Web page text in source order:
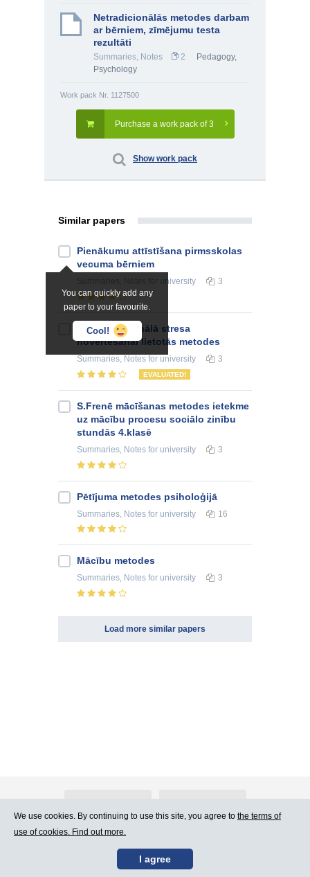
Netradicionālās metodes darbam
ar bērniem, zīmējumu testa
rezultāti
Summaries, Notes 2 Pedagogy,
Psychology
Work pack Nr. 1127500
Purchase a work pack of 3
Show work pack
Similar papers
You can quickly add any
paper to your favourite.
Cool!
Pienākumu attīstīšana pirmsskolas
vecuma bērniem
for university 3
Psihoemocionālā stresa
novērtēšanai lietotās metodes
Summaries, Notes for university 3
EVALUATED!
S.Frenē mācīšanas metodes ietekme
uz mācību procesu sociālo zinību
stundās 4.klasē
Summaries, Notes for university 3
Pētījuma metodes psiholoģijā
Summaries, Notes for university 16
Mācību metodes
Summaries, Notes for university 3
Load more similar papers
Contact Us Terms of Use
We use cookies. By continuing to use this site, you agree to the terms of
use of cookies. Find out more.
I agree